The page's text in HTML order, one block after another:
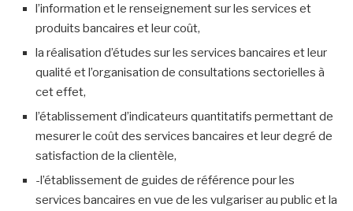
l’information et le renseignement sur les services et
produits bancaires et leur coût,
la réalisation d’études sur les services bancaires et leur
qualité et l’organisation de consultations sectorielles à
cet effet,
l’établissement d’indicateurs quantitatifs permettant de
mesurer le coût des services bancaires et leur degré de
satisfaction de la clientèle,
-l’établissement de guides de référence pour les
services bancaires en vue de les vulgariser au public et la